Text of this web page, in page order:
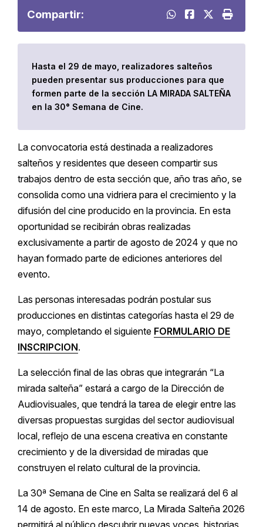
Compartir:
Hasta el 29 de mayo, realizadores salteños
pueden presentar sus producciones para que
formen parte de la sección LA MIRADA SALTEÑA
en la 30° Semana de Cine.
La convocatoria está destinada a realizadores
salteños y residentes que deseen compartir sus
trabajos dentro de esta sección que, año tras año, se
consolida como una vidriera para el crecimiento y la
difusión del cine producido en la provincia. En esta
oportunidad se recibirán obras realizadas
exclusivamente a partir de agosto de 2024 y que no
hayan formado parte de ediciones anteriores del
evento.
Las personas interesadas podrán postular sus
producciones en distintas categorías hasta el 29 de
mayo, completando el siguiente FORMULARIO DE
INSCRIPCION.
La selección final de las obras que integrarán “La
mirada salteña” estará a cargo de la Dirección de
Audiovisuales, que tendrá la tarea de elegir entre las
diversas propuestas surgidas del sector audiovisual
local, reflejo de una escena creativa en constante
crecimiento y de la diversidad de miradas que
construyen el relato cultural de la provincia.
La 30ª Semana de Cine en Salta se realizará del 6 al
14 de agosto. En este marco, La Mirada Salteña 2026
permitirá al público descubrir nuevas voces, historias